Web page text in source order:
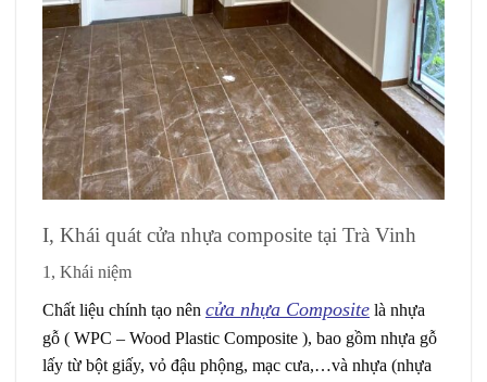
I, Khái quát cửa nhựa composite tại Trà Vinh
1, Khái niệm
Chất liệu chính tạo nên cửa nhựa Composite là nhựa
gỗ ( WPC – Wood Plastic Composite ), bao gồm nhựa gỗ
lấy từ bột giấy, vỏ đậu phộng, mạc cưa,…và nhựa (nhựa